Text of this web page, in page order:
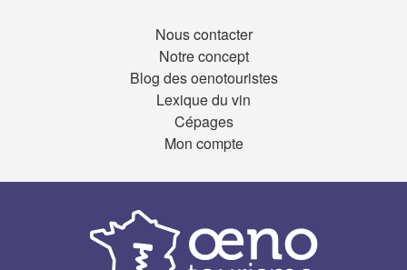
Nous contacter
Notre concept
Blog des oenotouristes
Lexique du vin
Cépages
Mon compte